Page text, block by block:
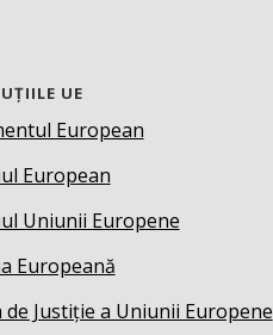
UE
European
European
Uniunii Europene
Europeană
de Justiție a Uniunii Europene